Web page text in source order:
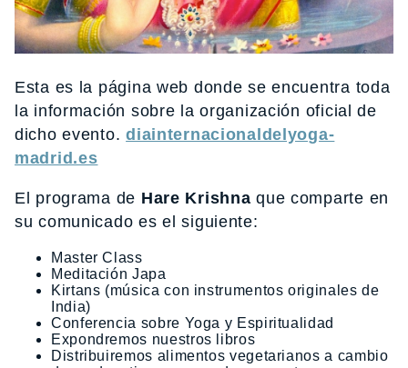
Esta es la página web donde se encuentra toda
la información sobre la organización oficial de
dicho evento.diainternacionaldelyoga-
madrid.es
El programa de Hare Krishna que comparte en
su comunicado es el siguiente:
Master Class
Meditación Japa
Kirtans (música con instrumentos originales de
India)
Conferencia sobre Yoga y Espiritualidad
Expondremos nuestros libros
Distribuiremos alimentos vegetarianos a cambio